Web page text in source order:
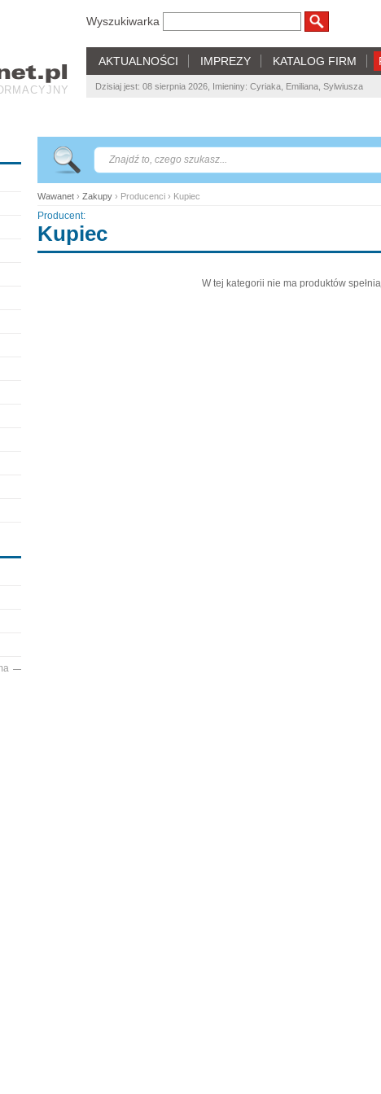
Wyszukiwarka
AKTUALNOŚCI IMPREZY KATALOG FIRM
Dzisiaj jest: 08 sierpnia 2026, Imieniny: Cyriaka, Emiliana, Sylwiusza
Wawanet › Zakupy › Producenci › Kupiec
Producent:
Kupiec
W tej kategorii nie ma produktów